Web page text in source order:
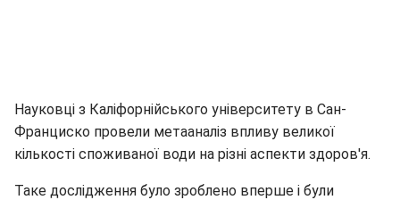
Науковці з Каліфорнійського університету в Сан-
Франциско провели метааналіз впливу великої
кількості споживаної води на різні аспекти здоров'я.
Таке дослідження було зроблено вперше і були